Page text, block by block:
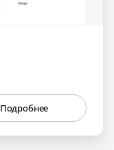
Подробнее